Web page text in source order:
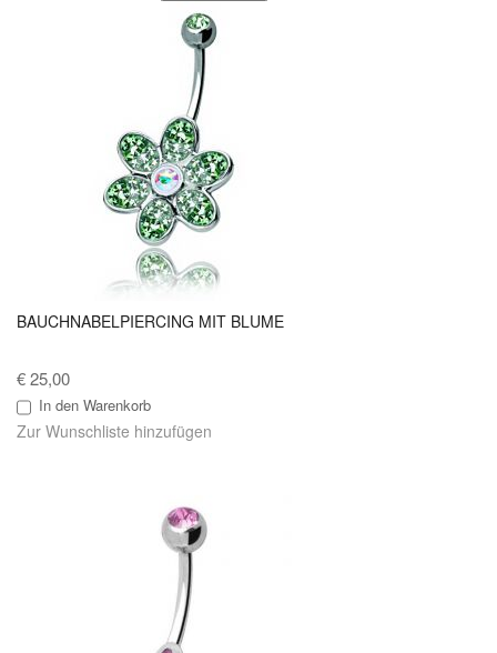
BAUCHNABELPIERCING MIT BLUME
€ 25,00
In den Warenkorb
Zur Wunschliste hinzufügen